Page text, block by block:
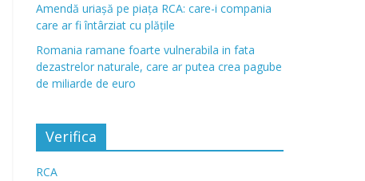
Amendă uriașă pe piața RCA: care-i compania
care ar fi întârziat cu plățile
Romania ramane foarte vulnerabila in fata
dezastrelor naturale, care ar putea crea pagube
de miliarde de euro
Verifica
RCA